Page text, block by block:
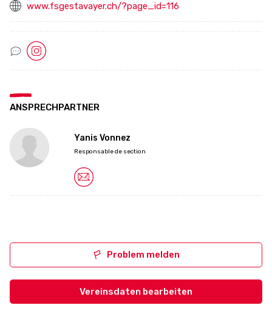
www.fsgestavayer.ch/?page_id=116
Socialmedia Links
ANSPRECHPARTNER
Yanis Vonnez
Responsable de section
Problem melden
Vereinsdaten bearbeiten